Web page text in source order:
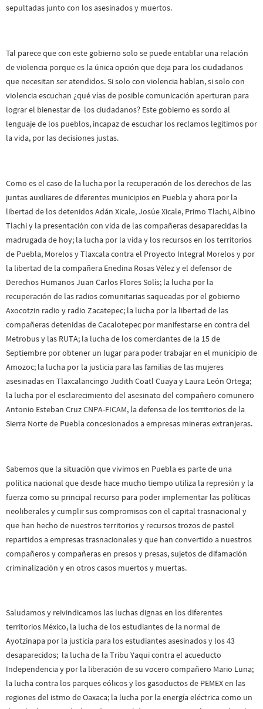
sepultadas junto con los asesinados y muertos.
Tal parece que con este gobierno solo se puede entablar una relación
de violencia porque es la única opción que deja para los ciudadanos
que necesitan ser atendidos. Si solo con violencia hablan, si solo con
violencia escuchan ¿qué vías de posible comunicación aperturan para
lograr el bienestar de los ciudadanos? Este gobierno es sordo al
lenguaje de los pueblos, incapaz de escuchar los reclamos legítimos por
la vida, por las decisiones justas.
Como es el caso de la lucha por la recuperación de los derechos de las
juntas auxiliares de diferentes municipios en Puebla y ahora por la
libertad de los detenidos Adán Xicale, Josúe Xicale, Primo Tlachi, Albino
Tlachi y la presentación con vida de las compañeras desaparecidas la
madrugada de hoy; la lucha por la vida y los recursos en los territorios
de Puebla, Morelos y Tlaxcala contra el Proyecto Integral Morelos y por
la libertad de la compañera Enedina Rosas Vélez y el defensor de
Derechos Humanos Juan Carlos Flores Solís; la lucha por la
recuperación de las radios comunitarias saqueadas por el gobierno
Axocotzin radio y radio Zacatepec; la lucha por la libertad de las
compañeras detenidas de Cacalotepec por manifestarse en contra del
Metrobus y las RUTA; la lucha de los comerciantes de la 15 de
Septiembre por obtener un lugar para poder trabajar en el municipio de
Amozoc; la lucha por la justicia para las familias de las mujeres
asesinadas en Tlaxcalancingo Judith Coatl Cuaya y Laura León Ortega;
la lucha por el esclarecimiento del asesinato del compañero comunero
Antonio Esteban Cruz CNPA-FICAM, la defensa de los territorios de la
Sierra Norte de Puebla concesionados a empresas mineras extranjeras.
Sabemos que la situación que vivimos en Puebla es parte de una
política nacional que desde hace mucho tiempo utiliza la represión y la
fuerza como su principal recurso para poder implementar las políticas
neoliberales y cumplir sus compromisos con el capital trasnacional y
que han hecho de nuestros territorios y recursos trozos de pastel
repartidos a empresas trasnacionales y que han convertido a nuestros
compañeros y compañeras en presos y presas, sujetos de difamación
criminalización y en otros casos muertos y muertas.
Saludamos y reivindicamos las luchas dignas en los diferentes
territorios México, la lucha de los estudiantes de la normal de
Ayotzinapa por la justicia para los estudiantes asesinados y los 43
desaparecidos; la lucha de la Tribu Yaqui contra el acueducto
Independencia y por la liberación de su vocero compañero Mario Luna;
la lucha contra los parques eólicos y los gasoductos de PEMEX en las
regiones del istmo de Oaxaca; la lucha por la energía eléctrica como un